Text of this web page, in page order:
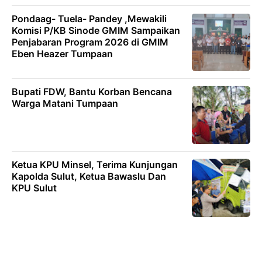
Pondaag- Tuela- Pandey ,Mewakili
Komisi P/KB Sinode GMIM Sampaikan
Penjabaran Program 2026 di GMIM
Eben Heazer Tumpaan
Bupati FDW, Bantu Korban Bencana
Warga Matani Tumpaan
Ketua KPU Minsel, Terima Kunjungan
Kapolda Sulut, Ketua Bawaslu Dan
KPU Sulut